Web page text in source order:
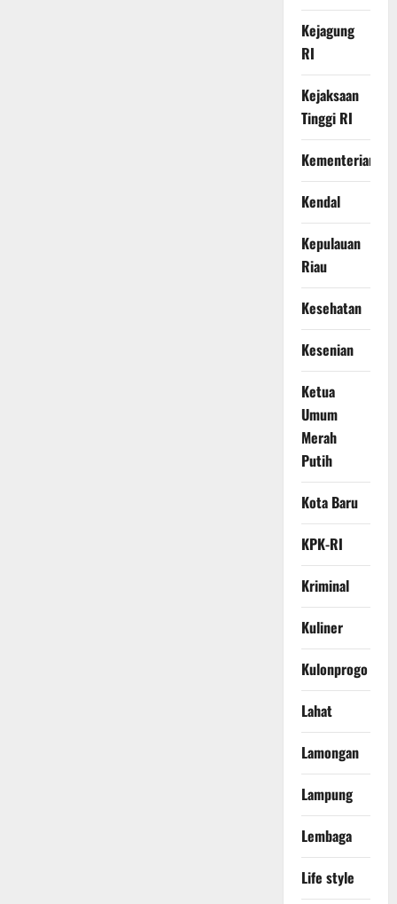
Kejagung
RI
Kejaksaan
Tinggi RI
Kementerian
Kendal
Kepulauan
Riau
Kesehatan
Kesenian
Ketua
Umum
Merah
Putih
Kota Baru
KPK-RI
Kriminal
Kuliner
Kulonprogo
Lahat
Lamongan
Lampung
Lembaga
Life style